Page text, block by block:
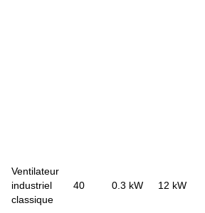
Ventilateur
industriel
classique
40 0.3 kW 12 kW